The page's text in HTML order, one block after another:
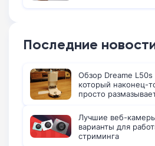
Последние
Обзор Dreame
который наконец-
просто
Лучшие веб-
варианты для
стриминга